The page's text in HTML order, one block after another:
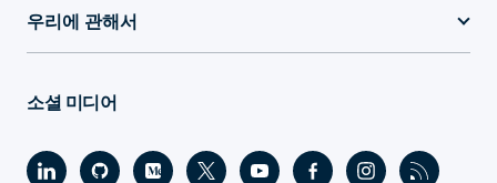
우리에 관해서
소셜 미디어